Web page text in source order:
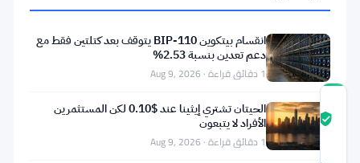
درجة
ثقة
المجتمع
موثّق
انقسام بيتكوين BIP-110 يتوقف بعد كتلتين فقط مع
دعم تعدين بنسبة 2.53%
1 دقائق قراءة · Aug 9, 2026
الحيتان تشتري إيثينا عند $0.10 لكن المستثمرين
الأفراد لا يتبعون
1 دقائق قراءة · Aug 9, 2026